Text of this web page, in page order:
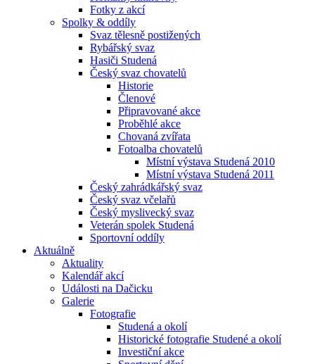
Fotky z akcí
Spolky & oddíly
Svaz tělesně postižených
Rybářský svaz
Hasiči Studená
Český svaz chovatelů
Historie
Členové
Připravované akce
Proběhlé akce
Chovaná zvířata
Fotoalba chovatelů
Místní výstava Studená 2010
Místní výstava Studená 2011
Český zahrádkářský svaz
Český svaz včelařů
Český myslivecký svaz
Veterán spolek Studená
Sportovní oddíly
Aktuálně
Aktuality
Kalendář akcí
Události na Dačicku
Galerie
Fotografie
Studená a okolí
Historické fotografie Studené a okolí
Investiční akce